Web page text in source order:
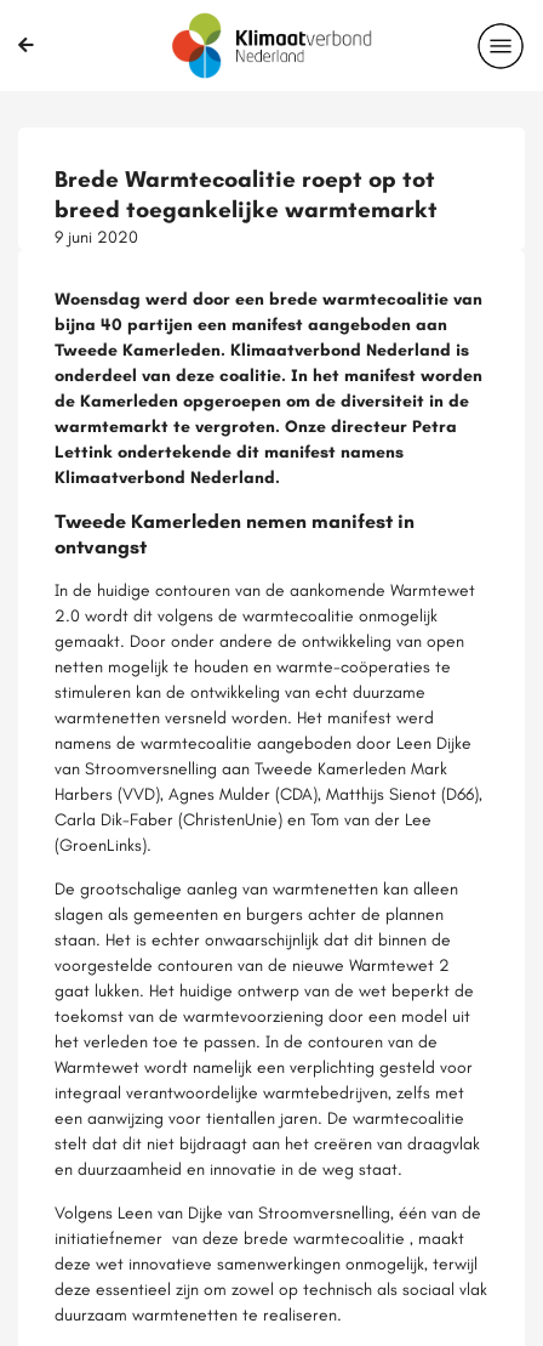
Brede Warmtecoalitie roept op tot
breed toegankelijke warmtemarkt
9 juni 2020
Woensdag werd door een brede warmtecoalitie van
bijna 40 partijen een manifest aangeboden aan
Tweede Kamerleden. Klimaatverbond Nederland is
onderdeel van deze coalitie. In het manifest worden
de Kamerleden opgeroepen om de diversiteit in de
warmtemarkt te vergroten. Onze directeur Petra
Lettink ondertekende dit manifest namens
Klimaatverbond Nederland.
Tweede Kamerleden nemen manifest in
ontvangst
In de huidige contouren van de aankomende Warmtewet
2.0 wordt dit volgens de warmtecoalitie onmogelijk
gemaakt. Door onder andere de ontwikkeling van open
netten mogelijk te houden en warmte-coöperaties te
stimuleren kan de ontwikkeling van echt duurzame
warmtenetten versneld worden. Het manifest werd
namens de warmtecoalitie aangeboden door Leen Dijke
van Stroomversnelling aan Tweede Kamerleden Mark
Harbers (VVD), Agnes Mulder (CDA), Matthijs Sienot (D66),
Carla Dik-Faber (ChristenUnie) en Tom van der Lee
(GroenLinks).
De grootschalige aanleg van warmtenetten kan alleen
slagen als gemeenten en burgers achter de plannen
staan. Het is echter onwaarschijnlijk dat dit binnen de
voorgestelde contouren van de nieuwe Warmtewet 2
gaat lukken. Het huidige ontwerp van de wet beperkt de
toekomst van de warmtevoorziening door een model uit
het verleden toe te passen. In de contouren van de
Warmtewet wordt namelijk een verplichting gesteld voor
integraal verantwoordelijke warmtebedrijven, zelfs met
een aanwijzing voor tientallen jaren. De warmtecoalitie
stelt dat dit niet bijdraagt aan het creëren van draagvlak
en duurzaamheid en innovatie in de weg staat.
Volgens Leen van Dijke van Stroomversnelling, één van de
initiatiefnemer van deze brede warmtecoalitie , maakt
deze wet innovatieve samenwerkingen onmogelijk, terwijl
deze essentieel zijn om zowel op technisch als sociaal vlak
duurzaam warmtenetten te realiseren.